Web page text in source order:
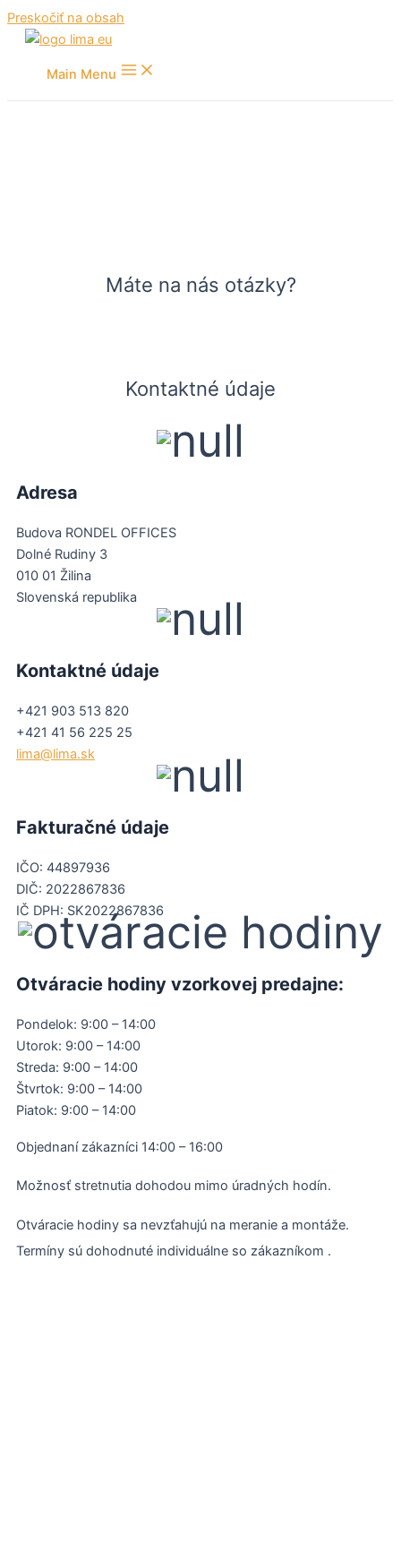
Preskočiť na obsah
Main Menu
Máte na nás otázky?
Kontaktné údaje
Adresa
Budova RONDEL OFFICES
Dolné Rudiny 3
010 01 Žilina
Slovenská republika
Kontaktné údaje
+421 903 513 820
+421 41 56 225 25
lima@lima.sk
Fakturačné údaje
IČO: 44897936
DIČ: 2022867836
IČ DPH: SK2022867836
Otváracie hodiny vzorkovej predajne:
Pondelok: 9:00 – 14:00
Utorok: 9:00 – 14:00
Streda: 9:00 – 14:00
Štvrtok: 9:00 – 14:00
Piatok: 9:00 – 14:00
Objednaní zákazníci 14:00 – 16:00
Možnosť stretnutia dohodou mimo úradných hodín.
Otváracie hodiny sa nevzťahujú na meranie a montáže.
Termíny sú dohodnuté individuálne so zákazníkom .